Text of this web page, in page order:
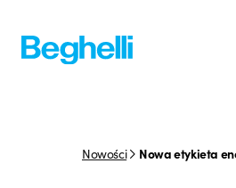
Nowości Nowa etykieta